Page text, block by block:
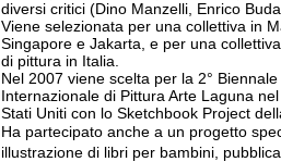
diversi critici (Dino Manzelli, Enrico
Viene selezionata per una collettiva in
Singapore e Jakarta, e per una
di pittura in Italia.
Nel 2007 viene scelta per la 2°
Internazionale di Pittura Arte Laguna
Stati Uniti con lo Sketchbook Project
Ha partecipato anche a un progetto
illustrazione di libri per bambini,